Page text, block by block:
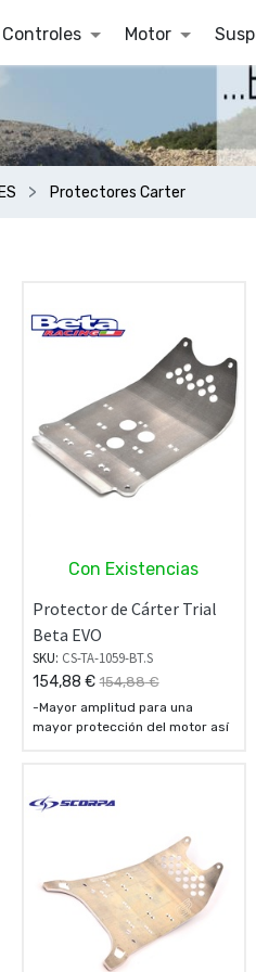
Controles Motor
Protectores Carter
Con Existencias
Protector de Cárter Trial
Beta EVO
SKU: CS-TA-1059-BT.S
154,88 € 154,88€
-Mayor amplitud para una
mayor protección del motor así
- Fabricada en aluminio Avional
- Todas las placas están
preparadas para montar el kit
de dientes para mayor agarre.